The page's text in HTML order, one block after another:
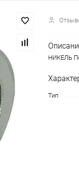
НИКЕЛЬ
Тип